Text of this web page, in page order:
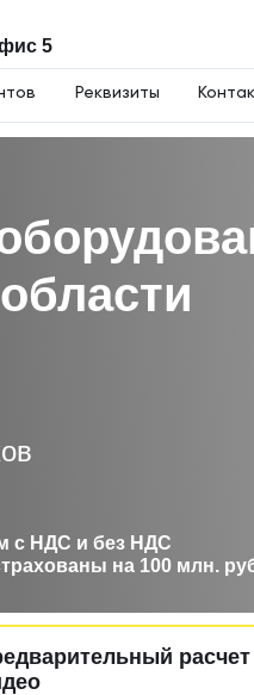
5
Реквизиты
с НДС и без НДС
на 100 млн.